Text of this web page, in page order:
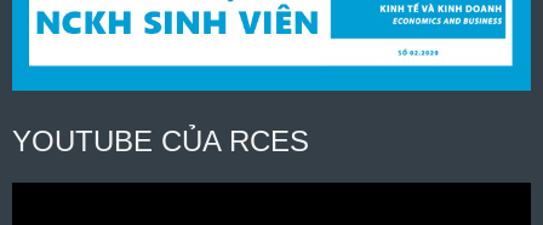
YOUTUBE CỦA RCES